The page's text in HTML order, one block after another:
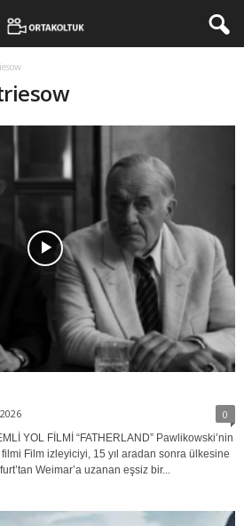
0
YOL FİLMİ “FATHERLAND” Pawlikowski’nin
Film izleyiciyi, 15 yıl aradan sonra ülkesine
Weimar’a uzanan eşsiz bir...